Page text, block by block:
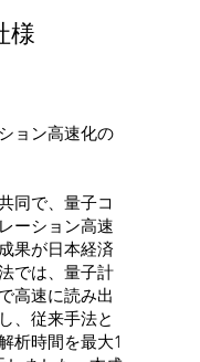
様
ョン高速化の
同で、量子コ
ーション高速
果が日本経済
では、量子計
高速に読み出
、従来手法と
析時間を最大1